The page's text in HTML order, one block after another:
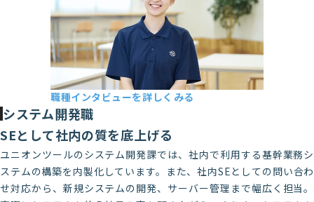
長岡第一製造部 M・I
2017年新卒入社（総合学科卒業）
職種インタビューを詳しくみる
システム開発職
SEとして社内の質を底上げる
ユニオンツールのシステム開発課では、社内で利用する基幹業務シ
ステムの構築を内製化しています。また、社内SEとしての問い合わ
せ対応から、新規システムの開発、サーバー管理まで幅広く担当。